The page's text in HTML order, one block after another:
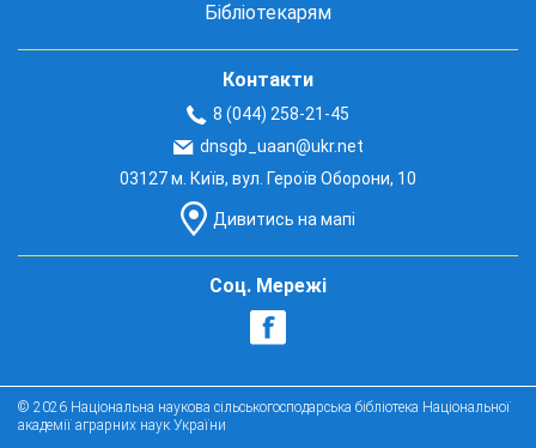
Бібліотекарям
Контакти
8 (044) 258-21-45
dnsgb_uaan@ukr.net
03127 м. Київ, вул. Героїв Оборони, 10
Дивитись на мапі
Соц. Мережі
© 2026 Національна наукова сільськогосподарська бібліотека Національної
академії аграрних наук України